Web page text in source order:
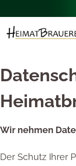
to
content
Wir nehmen
Der Schutz Ihrer